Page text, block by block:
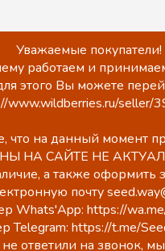
Уважаемые покупатели!
работаем и
этого Вы можете
www.wildberries.ru/seller/
на данный момент
НА САЙТЕ НЕ
а также оформить
почту
Whats'App: https://
Telegram: https://t.me/
ответили на звонок,